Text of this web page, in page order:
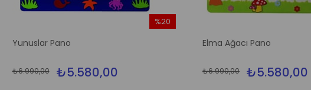
Yunuslar Pano
₺5.580,00
₺6.990,00
%20
Elma Ağacı Pano
₺5.580,00
₺6.990,00